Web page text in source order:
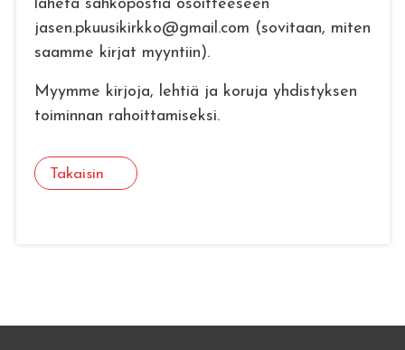
lähetä sähköpostia osoitteeseen
jasen.pkuusikirkko@gmail.com (sovitaan, miten
saamme kirjat myyntiin).
Myymme kirjoja, lehtiä ja koruja yhdistyksen
toiminnan rahoittamiseksi.
Takaisin